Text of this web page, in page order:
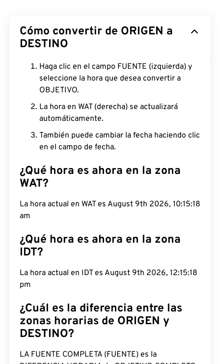
Cómo convertir de ORIGEN a
DESTINO
Haga clic en el campo FUENTE (izquierda) y
seleccione la hora que desea convertir a
OBJETIVO.
La hora en WAT (derecha) se actualizará
automáticamente.
También puede cambiar la fecha haciendo clic
en el campo de fecha.
¿Qué hora es ahora en la zona
WAT?
La hora actual en WAT es August 9th 2026, 10:15:19
am
¿Qué hora es ahora en la zona
IDT?
La hora actual en IDT es August 9th 2026, 12:15:19
pm
¿Cuál es la diferencia entre las
zonas horarias de ORIGEN y
DESTINO?
LA FUENTE COMPLETA (FUENTE) es la